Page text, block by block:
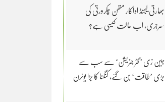
بھارتی لیجنڈ اداکار متھن چکرورتی کی
سرجری، اب حالت کیسی ہے؟
جین زی ’گٹر جنریشن‘ سے سب سے
بڑی ’طاقت‘ بن گئے، کنگنا کا بڑا یوٹرن